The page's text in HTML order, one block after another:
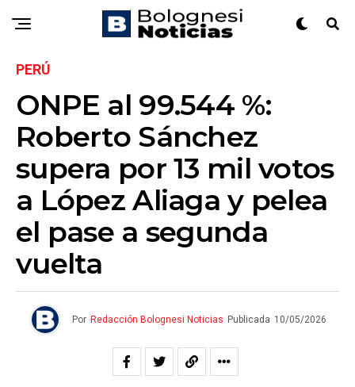
PERÚ
ONPE al 99.544 %:
Roberto Sánchez
supera por 13 mil votos
a López Aliaga y pelea
el pase a segunda
vuelta
Por Redacción Bolognesi Noticias Publicada 10/05/2026